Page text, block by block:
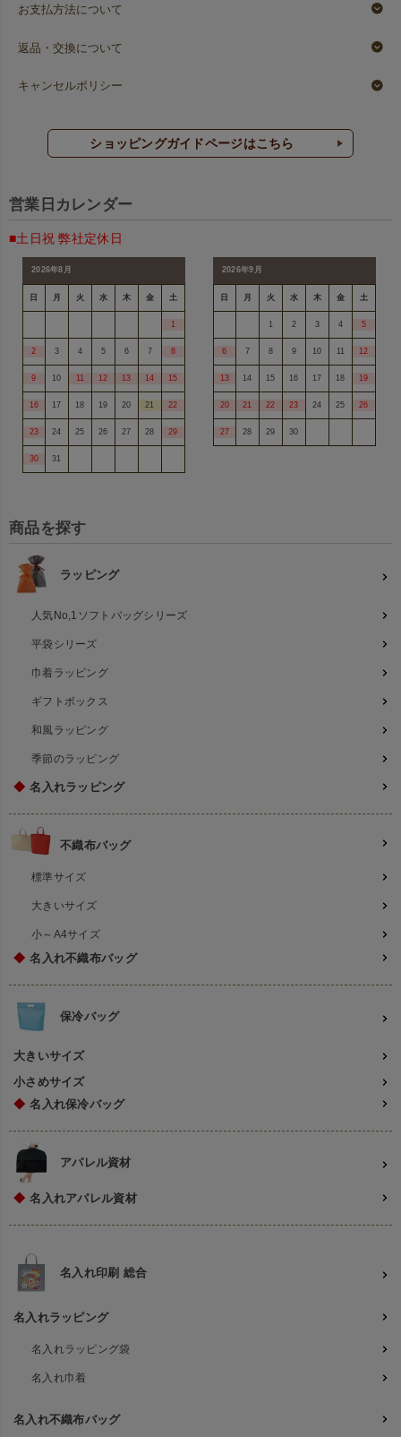
お支払方法について
返品・交換について
キャンセルポリシー
ショッピングガイドページはこちら
営業日カレンダー
■土日祝 弊社定休日
2026年8月
日 月 火 水 木 金 土
1
2 3 4 5 6 7 8
9 10 11 12 13 14 15
16 17 18 19 20 21 22
23 24 25 26 27 28 29
30 31
2026年9月
日 月 火 水 木 金 土
1 2 3 4 5
6 7 8 9 10 11 12
13 14 15 16 17 18 19
20 21 22 23 24 25 26
27 28 29 30
商品を探す
ラッピング
人気No,1ソフトバッグシリーズ
平袋シリーズ
巾着ラッピング
ギフトボックス
和風ラッピング
季節のラッピング
◆ 名入れラッピング
不織布バッグ
標準サイズ
大きいサイズ
小～A4サイズ
◆ 名入れ不織布バッグ
保冷バッグ
大きいサイズ
小さめサイズ
◆ 名入れ保冷バッグ
アパレル資材
◆ 名入れアパレル資材
名入れ印刷 総合
名入れラッピング
名入れラッピング袋
名入れ巾着
名入れ不織布バッグ